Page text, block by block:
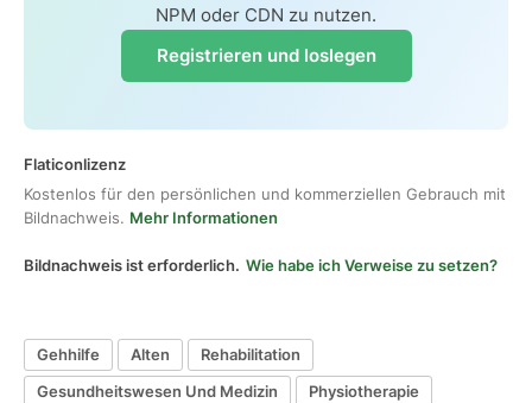
NPM oder CDN zu nutzen.
Registrieren und loslegen
Flaticonlizenz
Kostenlos für den persönlichen und kommerziellen Gebrauch mit
Bildnachweis. Mehr Informationen
Bildnachweis ist erforderlich. Wie habe ich Verweise zu setzen?
Gehhilfe Alten
Rehabilitation
Gesundheitswesen Und Medizin
Physiotherapie